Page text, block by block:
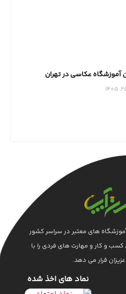
آموزشگاه عکاسی در تهران
های معتبر در سراسر کشور
و کار و مهارت های فردی را با
قرار می دهد.
نماد های اخذ شده